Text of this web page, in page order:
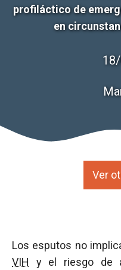
profiláctico de
en
Ver
Los esputos no
VIH y el riesgo de